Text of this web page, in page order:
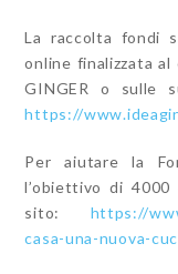
La raccolta fondi
online finalizzata
GINGER o sulle
https://
Per aiutare la
l’obiettivo di
sito: https://
casa-una-nuova-